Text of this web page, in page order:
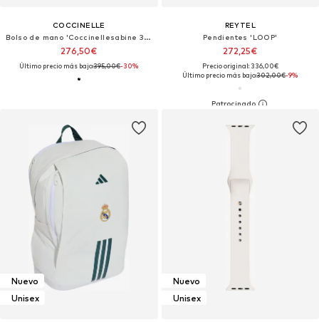
COCCINELLE
Bolso de mano 'Coccinellesabine 34x23x11 cm'
276,50€
Último precio más bajo:395,00€-30%
REYTEL
Pendientes 'LOOP'
272,25€
Precio original: 336,00€
Último precio más bajo:302,00€-9%
Nuevo
Unisex
Nuevo
Unisex